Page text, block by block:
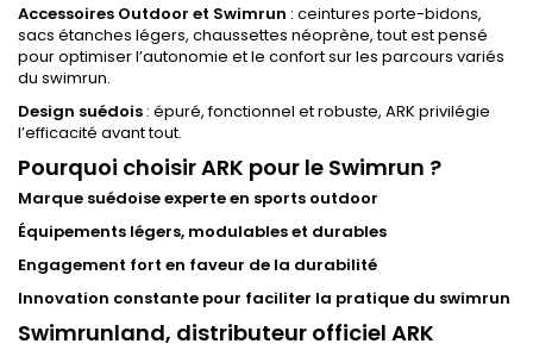
Accessoires Outdoor et Swimrun : ceintures porte-bidons,
sacs étanches légers, chaussettes néoprène, tout est pensé
pour optimiser l’autonomie et le confort sur les parcours variés
du swimrun.
Design suédois : épuré, fonctionnel et robuste, ARK privilégie
l’efficacité avant tout.
Pourquoi choisir ARK pour le Swimrun ?
Marque suédoise experte en sports outdoor
Équipements légers, modulables et durables
Engagement fort en faveur de la durabilité
Innovation constante pour faciliter la pratique du swimrun
Swimrunland, distributeur officiel ARK